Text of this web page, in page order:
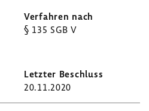
§ 135 SGB V
20.11.2020